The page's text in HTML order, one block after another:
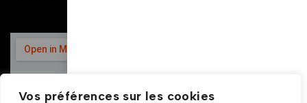
Vos préférences sur les cookies